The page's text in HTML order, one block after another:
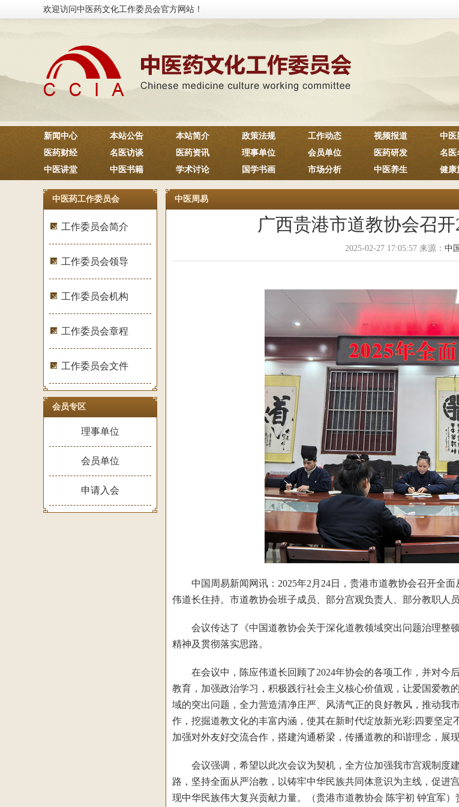
欢迎访问中医药文化工作委员会官方网站！
新闻中心 本站公告 本站简介 政策法规 工作动态 视频报道 中医
医药财经
名医访谈 医药资讯 理事单位 会员单位 医药研发 名医
中医讲堂
中医书籍 学术讨论 国学书画 市场分析 中医养生 健康
中医药工作委员会
工作委员会简介
工作委员会领导
工作委员会机构
工作委员会章程
工作委员会文件
会员专区
理事单位
会员单位
申请入会
中医周易
广西贵港市道教协会召
2025-02-27 17:05:57 来源： 中
中国周易新闻网讯：2025年2月24日，贵港市道教协会召开全面
伟道长住持。市道教协会班子成员、部分宫观负责人、部分教职人
会议传达了《中国道教协会关于深化道教领域突出问题治理整
精神及贯彻落实思路。
在会议中，陈应伟道长回顾了2024年协会的各项工作，并对今
教育，加强政治学习，积极践行社会主义核心价值观，让爱国爱教
域的突出问题，全力营造清净庄严、风清气正的良好教风，推动我
作，挖掘道教文化的丰富内涵，使其在新时代绽放新光彩;四要坚
加强对外友好交流合作，搭建沟通桥梁，传播道教的和谐理念，展
会议强调，希望以此次会议为契机，全方位加强我市宫观制度
路，坚持全面从严治教，以铸牢中华民族共同体意识为主线，促
现中华民族伟大复兴贡献力量。（贵港市道教协会 陈宇初 钟宜军）